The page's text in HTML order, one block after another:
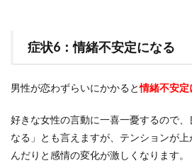
症状6：情緒不安定になる
男性が恋わずらいにかかると情緒不安定
好きな女性の言動に一喜一憂するので
なる」とも言えますが、テンションが
んだりと感情の変化が激しくなります。